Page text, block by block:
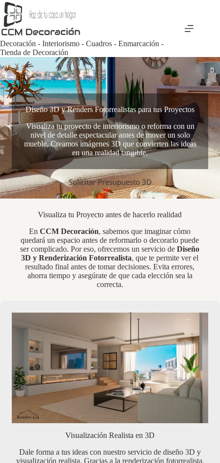
Saltar
al
contenido
Decoración - Interiorismo - Cuadros - Enmarcación -
Tienda de Decoración
Diseño 3D y Renders Fotorrealistas para tus Proyectos
Visualiza tu proyecto de interiorismo o reforma con un
nivel de detalle espectacular antes de mover un solo
mueble. Creamos imágenes 3D que convierten las ideas
en una realidad tangible.
Solicitar Presupuesto 3D
Visualiza tu Proyecto antes de hacerlo realidad
EnCCM Decoración, sabemos que imaginar cómo
quedará un espacio antes de reformarlo o decorarlo puede
ser complicado. Por eso, ofrecemos un servicio deDiseño
3D y Renderización Fotorrealista, que te permite ver el
resultado final antes de tomar decisiones. Evita errores,
ahorra tiempo y asegúrate de que cada elección sea la
correcta.
Visualización Realista en 3D
Dale forma a tus ideas con nuestro servicio de diseño 3D y
visualización realista. Gracias a la renderización fotorrealista,